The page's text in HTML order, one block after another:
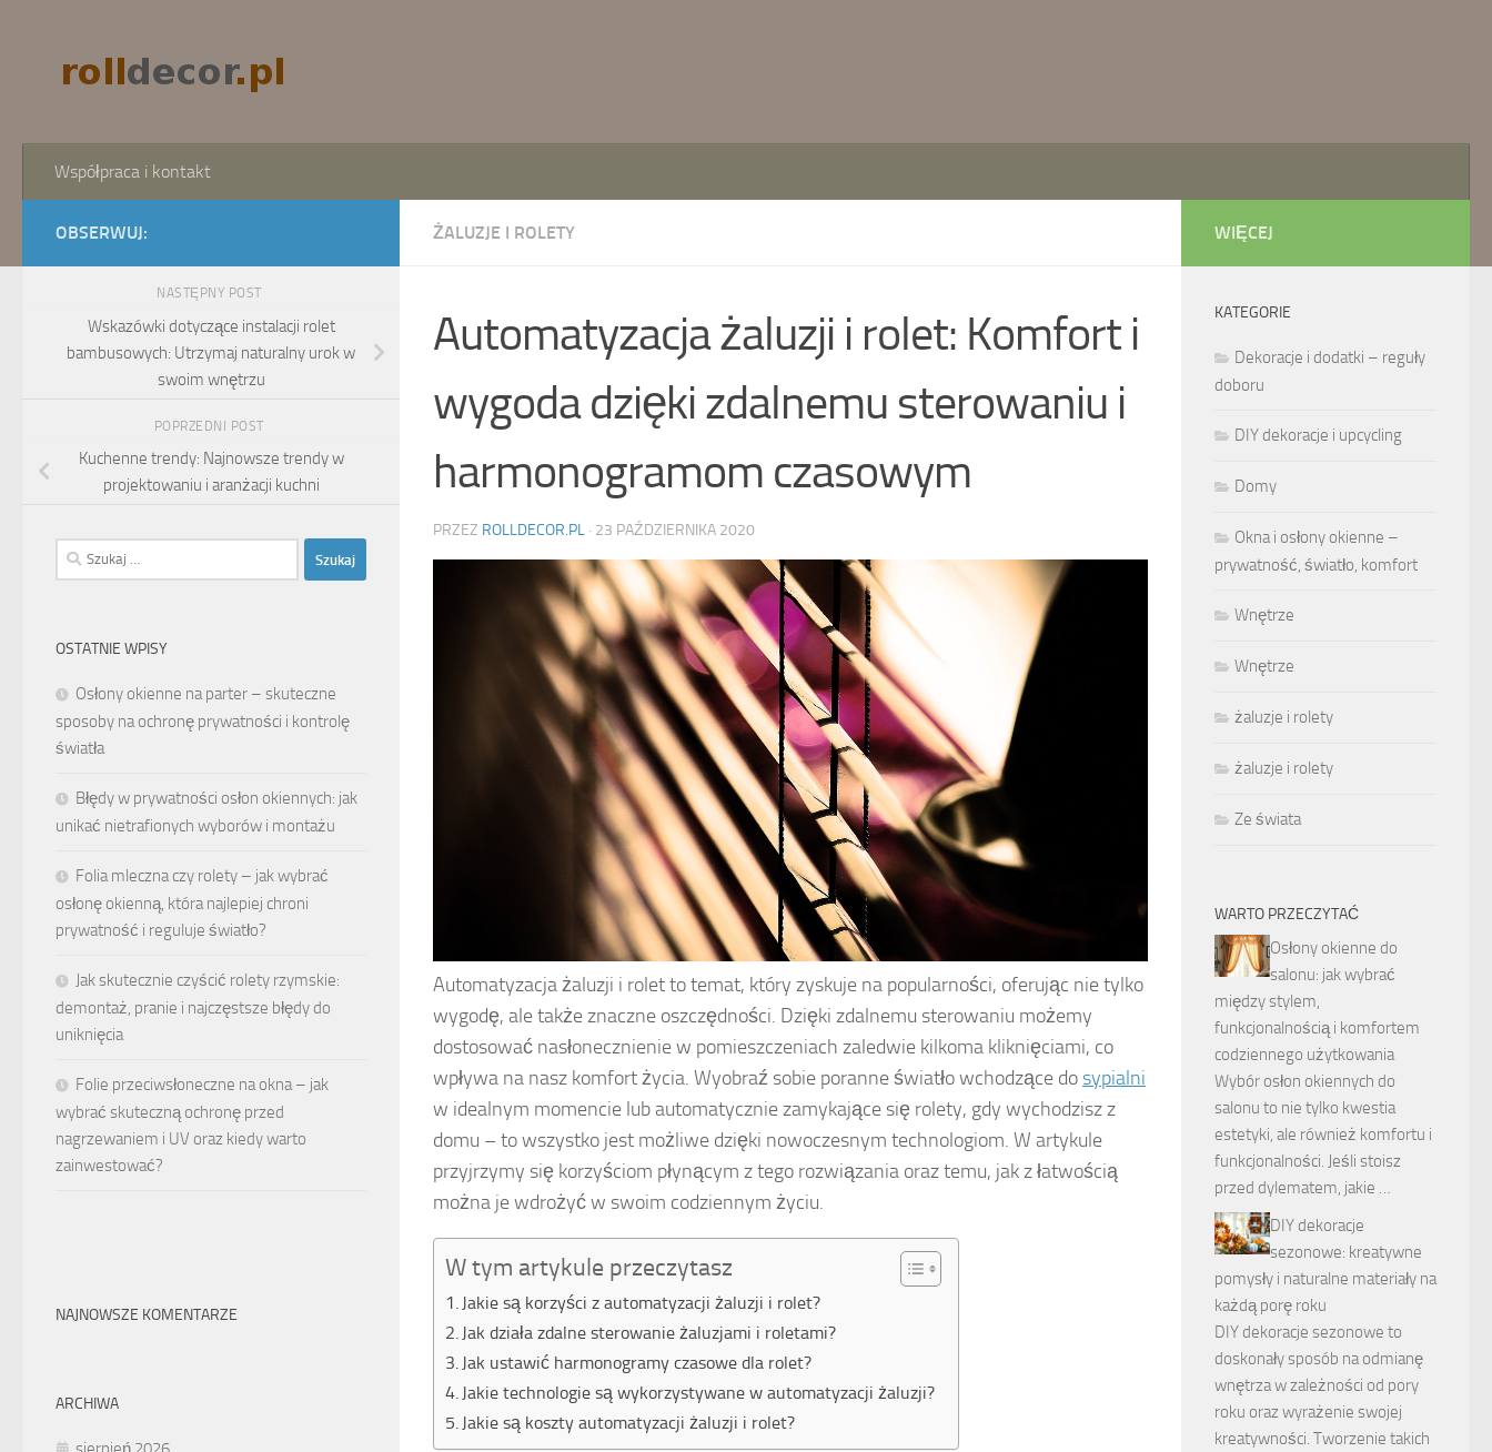
Współpraca i kontakt
ŻALUZJE I ROLETY
Automatyzacja żaluzji i rolet: Komfort i
wygoda dzięki zdalnemu sterowaniu i
harmonogramom czasowym
PRZEZ ROLLDECOR.PL · 23 PAŹDZIERNIKA 2020
Automatyzacja żaluzji i rolet to temat, który zyskuje na popularności, oferując nie tylko
wygodę, ale także znaczne oszczędności. Dzięki zdalnemu sterowaniu możemy
dostosować nasłonecznienie w pomieszczeniach zaledwie kilkoma kliknięciami, co
wpływa na nasz komfort życia. Wyobraź sobie poranne światło wchodzące do sypialni
w idealnym momencie lub automatycznie zamykające się rolety, gdy wychodzisz z
domu – to wszystko jest możliwe dzięki nowoczesnym technologiom. W artykule
przyjrzymy się korzyściom płynącym z tego rozwiązania oraz temu, jak z łatwością
można je wdrożyć w swoim codziennym życiu.
W tym artykule przeczytasz
Jakie są korzyści z automatyzacji żaluzji i rolet?
Jak działa zdalne sterowanie żaluzjami i roletami?
Jak ustawić harmonogramy czasowe dla rolet?
Jakie technologie są wykorzystywane w automatyzacji żaluzji?
Jakie są koszty automatyzacji żaluzji i rolet?
OBSERWUJ:
NASTĘPNY POST
Wskazówki dotyczące instalacji rolet
bambusowych: Utrzymaj naturalny urok w
swoim wnętrzu
POPRZEDNI POST
Kuchenne trendy: Najnowsze trendy w
projektowaniu i aranżacji kuchni
Szukaj:
OSTATNIE WPISY
Osłony okienne na parter – skuteczne
sposoby na ochronę prywatności i kontrolę
światła
Błędy w prywatności osłon okiennych: jak
unikać nietrafionych wyborów i montażu
Folia mleczna czy rolety – jak wybrać
osłonę okienną, która najlepiej chroni
prywatność i reguluje światło?
Jak skutecznie czyścić rolety rzymskie:
demontaż, pranie i najczęstsze błędy do
uniknięcia
Folie przeciwsłoneczne na okna – jak
wybrać skuteczną ochronę przed
nagrzewaniem i UV oraz kiedy warto
zainwestować?
NAJNOWSZE KOMENTARZE
ARCHIWA
WIĘCEJ
KATEGORIE
Dekoracje i dodatki – reguły
doboru
DIY dekoracje i upcycling
Domy
Okna i osłony okienne –
prywatność, światło, komfort
Wnętrze
Wnętrze
żaluzje i rolety
żaluzje i rolety
Ze świata
WARTO PRZECZYTAĆ
Osłony okienne do
salonu: jak wybrać
między stylem,
funkcjonalnością i komfortem
codziennego użytkowania
Wybór osłon okiennych do
salonu to nie tylko kwestia
estetyki, ale również komfortu i
funkcjonalności. Jeśli stoisz
przed dylematem, jakie …
DIY dekoracje
sezonowe: kreatywne
pomysły i naturalne materiały na
każdą porę roku
DIY dekoracje sezonowe to
doskonały sposób na odmianę
wnętrza w zależności od pory
roku oraz wyrażenie swojej
kreatywności. Tworzenie takich